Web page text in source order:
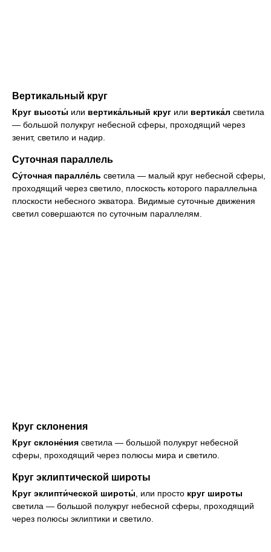
Вертикальный круг
Круг высоты́ или вертика́льный круг или вертика́л светила
— большой полукруг небесной сферы, проходящий через
зенит, светило и надир.
Суточная параллель
Су́точная паралле́ль светила — малый круг небесной сферы,
проходящий через светило, плоскость которого параллельна
плоскости небесного экватора. Видимые суточные движения
светил совершаются по суточным параллелям.
Круг склонения
Круг склоне́ния светила — большой полукруг небесной
сферы, проходящий через полюсы мира и светило.
Круг эклиптической широты
Круг эклипти́ческой широты́ , или просто круг широты
светила — большой полукруг небесной сферы, проходящий
через полюсы эклиптики и светило.